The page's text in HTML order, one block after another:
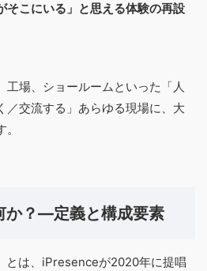
そこにいる」と思える体験の再設
工場、ショールームといった「人
／交流する」あらゆる現場に、大
か？―定義と構成要素
とは、iPresenceが2020年に提唱